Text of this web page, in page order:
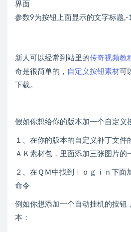
界面
参数9为按钮上面显示的文字标题,-
新人可以经常到站里的传奇视频教
奇是很简单的， 自定义按钮素材可
下载。
假如你想给你的版本加一个自定义
１、在你的版本的自定义补丁文件
ＡＫ素材包，里面添加三张图片的
２、在ＱＭ中找到ｌｏｇｉｎ下面
命令
例如你想添加一个自动挂机的按钮
本：